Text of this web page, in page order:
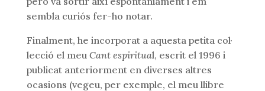
sembla curiós fer-ho notar.
Finalment, he incorporat a aquesta petita col·
lecció el meu Cant espiritual, escrit el 1996 i
publicat anteriorment en diverses altres
ocasions (vegeu, per exemple, el meu llibre